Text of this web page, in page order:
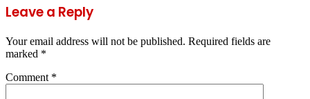
Leave a Reply
Your email address will not be published. Required fields are
marked *
Comment *